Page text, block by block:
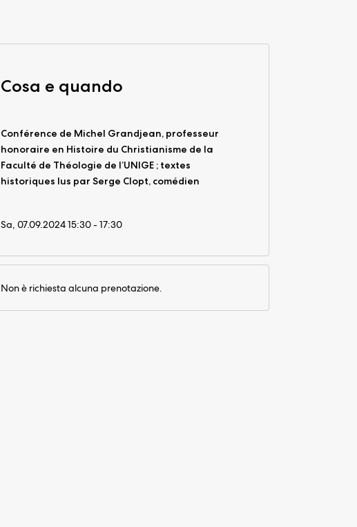
Cosa e quando
Conférence de Michel Grandjean, professeur
honoraire en Histoire du Christianisme de la
Faculté de Théologie de l’UNIGE ; textes
historiques lus par Serge Clopt, comédien
Sa, 07.09.2024 15:30 - 17:30
Non è richiesta alcuna prenotazione.